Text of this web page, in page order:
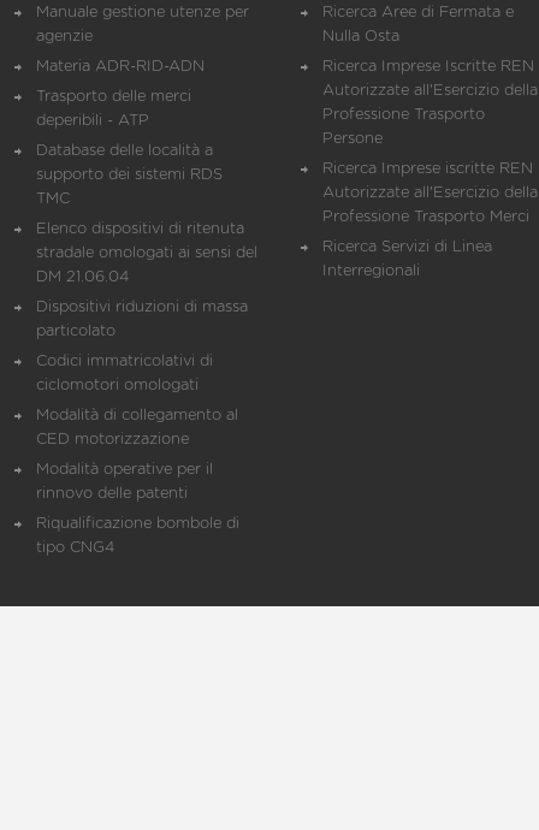
Manuale gestione utenze per
agenzie
Materia ADR-RID-ADN
Trasporto delle merci
deperibili - ATP
Database delle località a
supporto dei sistemi RDS
TMC
Elenco dispositivi di ritenuta
stradale omologati ai sensi del
DM 21.06.04
Dispositivi riduzioni di massa
particolato
Codici immatricolativi di
ciclomotori omologati
Modalità di collegamento al
CED motorizzazione
Modalità operative per il
rinnovo delle patenti
Riqualificazione bombole di
tipo CNG4
Ricerca Aree di Fermata e
Nulla Osta
Ricerca Imprese Iscritte REN
Autorizzate all'Esercizio della
Professione Trasporto
Persone
Ricerca Imprese iscritte REN
Autorizzate all'Esercizio della
Professione Trasporto Merci
Ricerca Servizi di Linea
Interregionali